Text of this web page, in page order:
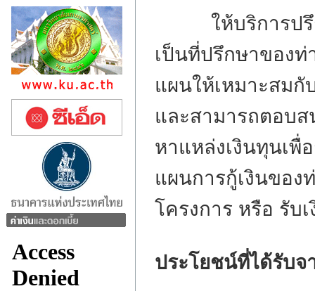
ให้บริการป
เป็นที่ปรึกษาของท่
แผนให้เหมาะสมกั
และสามารถตอบส
หาแหล่งเงินทุนเพื่
แผนการกู้เงินของ
โครงการ หรือ รับเ
ประโยชน์ที่ได้รับจ